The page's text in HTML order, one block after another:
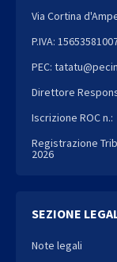
Via Cortina
P.IVA:
PEC:
Direttore
Iscrizione ROC n.:
Registrazione
2026
SEZIONE
Note legali